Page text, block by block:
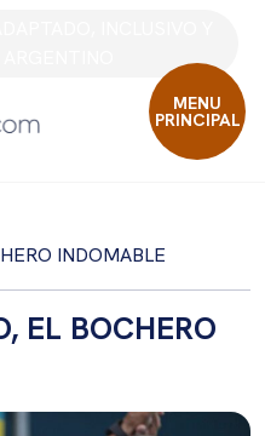
MENU
PRINCIPAL
INDOMABLE
EL BOCHERO